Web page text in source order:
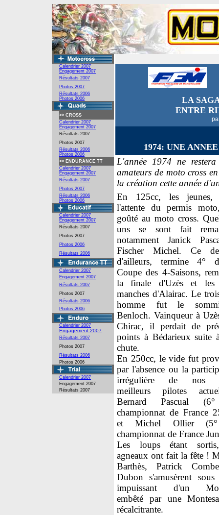
Calendrier 2007
Engagement 2007
Résultats 2007
Photos 2007
Résultats 2006
Photos 2006
>> CROSS
Calendrier 2007
Engagement 2007
Résultats 2007
Photos 2007
Résultats 2006
Photos 2006
>> ENDURANCE TT
Calendrier 2007
Engagement 2007
Résultats 2007
Photos 2007
Résultats 2006
Photos 2006
Calendrier 2007
Engagement 2007
Résultats 2007
Photos 2007
Photos 2006
Résultats 2006
Calendrier 2007
Engagement 2007
Résultats 2007
Photos 2007
Résultats 2006
Photos 2006
Calendrier 2007
Engagement 2007
Résultats 2007
Photos 2007
Résultats 2006
Photos 2006
Calendrier 2007
Engagement 2007
Résultats 2007
LA
ENTRE
1974: UNE
L'année 1974 ne
amateurs de moto cross
la création cette année
En 125cc, les jeunes,
l'attente du permis
goûté au moto cross.
uns se sont fait
notamment Janick
Fischer Michel. Ce
d'ailleurs, termine 4°
Coupe des 4-Saisons,
la finale d'Uzès et les
manches d'Alairac. Le
homme fut le
Benloch. Vainqueur à
Chirac, il perdait de
points à Bédarieux suite
chute.
En 250cc, le vide fut
par l'absence ou la
irrégulière de nos
meilleurs pilotes
Bernard Pascual
championnat de France
et Michel Ollier
championnat de France
Les loups étant
agneaux ont fait la fête !
Barthès, Patrick
Dubon s'amusèrent
impuissant d'un
embêté par une
récalcitrante.